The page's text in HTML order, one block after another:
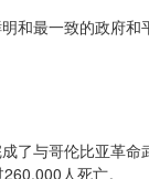
最一致的政府和
了与哥伦比亚革
人死亡。